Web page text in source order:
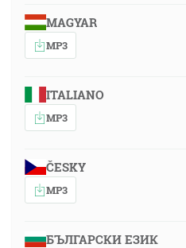
MAGYAR
MP3
ITALIANO
MP3
ČESKY
MP3
БЪЛГАРСКИ ЕЗИК